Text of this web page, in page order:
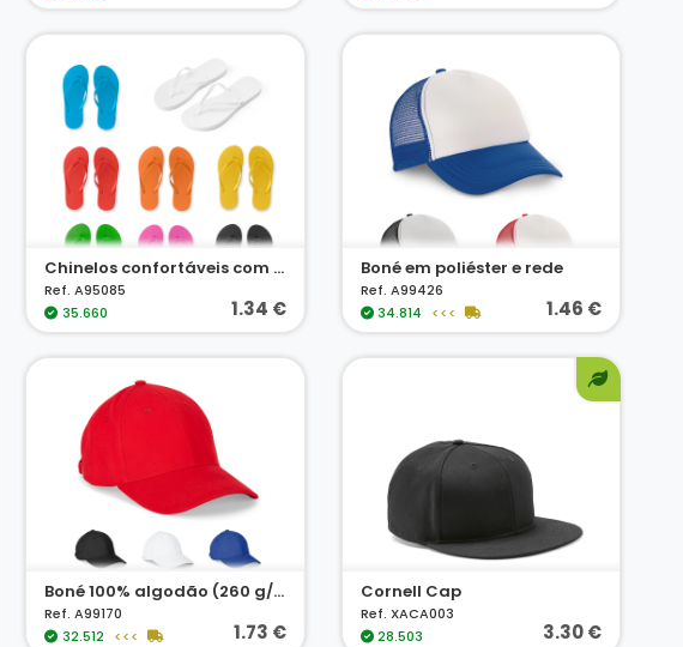
Chinelos confortáveis com sola em PE e tira em PVC
Ref. A95085
35.660
1.34 €
Boné em poliéster e rede
Ref. A99426
34.814
<<< 1.46 €
Boné 100% algodão (260 g/m²) com 6 painéis
Ref. A99170
32.512
<<< 1.73 €
Cornell Cap
Ref. XACA003
28.503
3.30 €